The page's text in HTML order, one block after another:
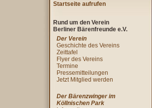
Startseite aufrufen
Rund um den Verein
Berliner Bärenfreunde e.V.
Der Verein
Geschichte des Vereins
Zeittafel
Flyer des Vereins
Termine
Pressemitteilungen
Jetzt Mitglied werden
Der Bärenzwinger im
Köllnischen Park